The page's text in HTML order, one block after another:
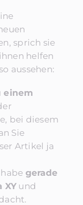
sprich sie
helfen
aussehen:
einem
bei diesem
Sie
Artikel ja
gerade
XYund